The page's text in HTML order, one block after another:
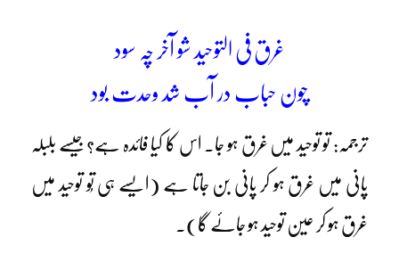
غرق فی التوحید شو آخر چہ سود
چون حباب در آب شد وحدت بود
ترجمہ: تو توحید میں غرق ہو جا۔ اس کا کیا فائدہ ہے؟ جیسے بلبلہ
پانی میں غرق ہو کر پانی بن جاتا ہے (ایسے ہی تُو توحید میں
غرق ہو کر عین توحید ہو جائے گا)۔